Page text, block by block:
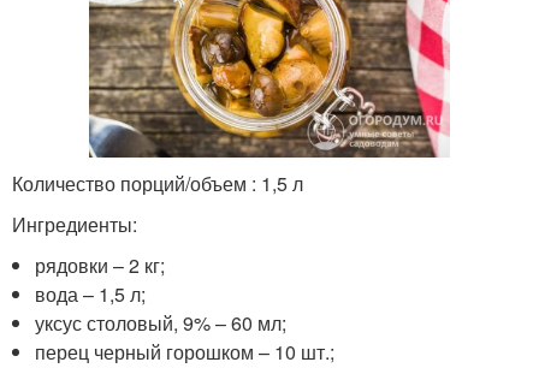
Количество порций/объем : 1,5 л
Ингредиенты:
рядовки – 2 кг;
вода – 1,5 л;
уксус столовый, 9% – 60 мл;
перец черный горошком – 10 шт.;